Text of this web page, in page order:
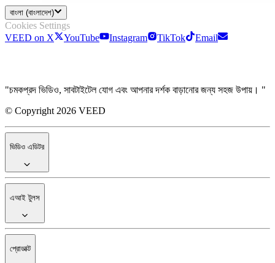
বাংলা (বাংলাদেশ)
Cookies Settings
VEED on X
YouTube Instagram TikTok Email
"চমকপ্রদ ভিডিও, সাবটাইটেল যোগ এবং আপনার দর্শক বাড়ানোর জন্য সহজ উপায়। "
© Copyright 2026 VEED
ভিডিও এডিটর
এআই টুলস
প্রোডাক্ট